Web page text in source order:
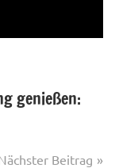
genießen:
Beitrag